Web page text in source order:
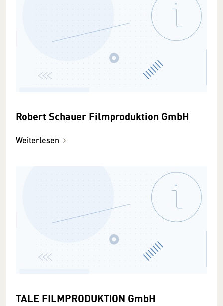
Robert Schauer Filmproduktion GmbH
Weiterlesen
TALE FILMPRODUKTION GmbH